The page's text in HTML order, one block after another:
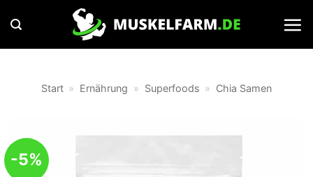
Inhalt
springen
Start » Ernährung » Superfoods » Chia Samen
-5%